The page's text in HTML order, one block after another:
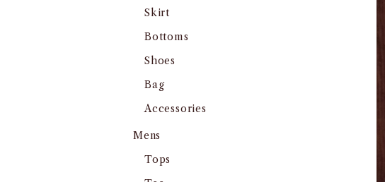
Skirt
Bottoms
Shoes
Bag
Accessories
Mens
Tops